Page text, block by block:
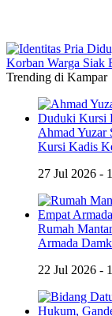
Trending di Kampar
Ahmad Yuzar
Kursi Kadis
27 Jul 2026 -
Rumah
Armada
22 Jul 2026 -